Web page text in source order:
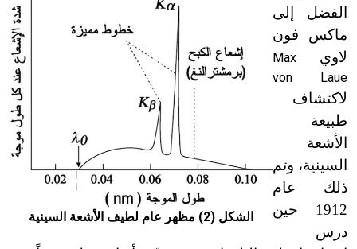
الشكل (2) مظهر عام لطيف الأشعة السينية
الفضل إلى
ماكس فون
لاوي Max
von Laue
لاكتشاف
طبيعة
الأشعة
السينية، وتم
ذلك عام
1912 حين
درس